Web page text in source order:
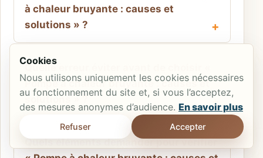
à chaleur bruyante : causes et
solutions » ?
Quelle erreur éviter avant de choisir «
Pompe à chaleur bruyante : causes et
solutions » ?
Quels éléments demander pour vérifier
Cookies
Nous utilisons uniquement les cookies nécessaires
au fonctionnement du site et, si vous l’acceptez,
des mesures anonymes d’audience. En savoir plus
Refuser Accepter